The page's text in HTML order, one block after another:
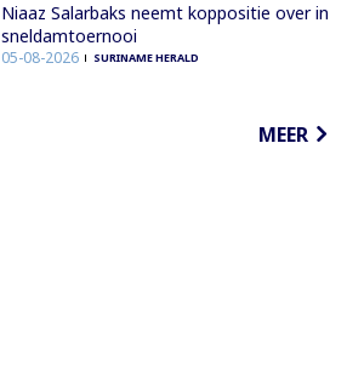
Niaaz Salarbaks neemt koppositie over in
sneldamtoernooi
05-08-2026 SURINAME HERALD
MEER